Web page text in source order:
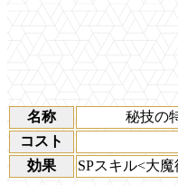
名称
秘技の
コスト
効果
SPスキル<大